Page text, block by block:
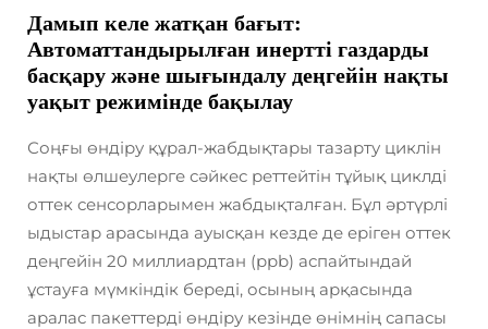
Дамып келе жатқан бағыт:
Автоматтандырылған инертті газдарды
басқару және шығындалу деңгейін нақты
уақыт режимінде бақылау
Соңғы өндіру құрал-жабдықтары тазарту циклін
нақты өлшеулерге сәйкес реттейтін тұйық циклді
оттек сенсорларымен жабдықталған. Бұл әртүрлі
ыдыстар арасында ауысқан кезде де еріген оттек
деңгейін 20 миллиардтан (ppb) аспайтындай
ұстауға мүмкіндік береді, осының арқасында
аралас пакеттерді өндіру кезінде өнімнің сапасы